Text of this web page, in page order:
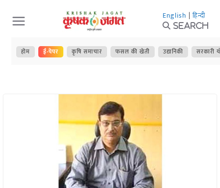
Skip
to
content
English | हिन्दी
Search
होम ई-पेपर कृषि समाचार फसल की खेती उद्यानिकी सरकारी